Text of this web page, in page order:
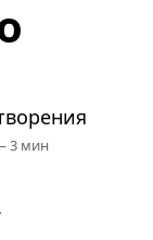
3 мин